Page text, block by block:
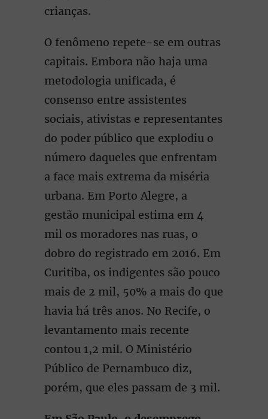
crianças.
O fenômeno repete-se em outras
capitais. Embora não haja uma
metodologia unificada, é
consenso entre assistentes
sociais, ativistas e representantes
do poder público que explodiu o
número daqueles que enfrentam
a face mais extrema da miséria
urbana. Em Porto Alegre, a
gestão municipal estima em 4
mil os moradores nas ruas, o
dobro do registrado em 2016. Em
Curitiba, os indigentes são pouco
mais de 2 mil, 50% a mais do que
havia há três anos. No Recife, o
levantamento mais recente
contou 1,2 mil. O Ministério
Público de Pernambuco diz,
porém, que eles passam de 3 mil.